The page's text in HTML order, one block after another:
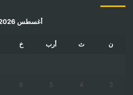
أغسطس 2026
ن ث أرب خ
3
4
5
6